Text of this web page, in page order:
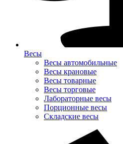
Весы
Весы автомобильные
Весы крановые
Весы товарные
Весы торговые
Лабораторные весы
Порционные весы
Складские весы